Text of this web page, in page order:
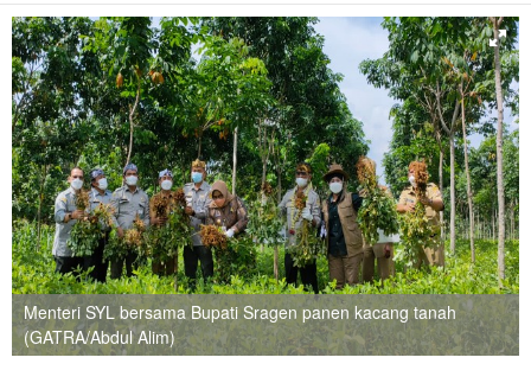
Menteri SYL bersama Bupati Sragen panen kacang tanah
(GATRA/Abdul Alim)